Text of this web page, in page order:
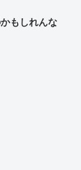
もしれんな